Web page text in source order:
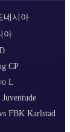
네시아
아
CP
L
FBK Karlstad